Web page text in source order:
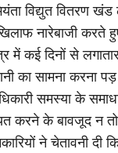
विद्युत वितरण
नारेबाजी करते
में कई दिनों से
का सामना करना
समस्या के
करने के बावजूद न
ने चेतावनी